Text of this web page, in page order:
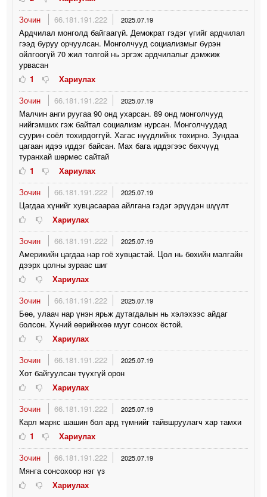
Зочин
66.181.191.222 2025.07.19
Ардчилал монголд байгаагүй. Демократ гэдэг үгийг ардчилал
гээд буруу орчуулсан. Монголчууд социализмыг бүрэн
ойлгоогүй 70 жил толгой нь эргэж ардчилалыг дэмжиж
урвасан
1
Хариулах
Зочин
66.181.191.222 2025.07.19
Малчин анги руугаа 90 онд ухарсан. 89 онд монголчууд
нийгэмших гэж байтал социализм нурсан. Монголчуудад
суурин соёл тохирдоггүй. Хагас нүүдлийнх тохирно. Зундаа
цагаан идээ иддэг байсан. Мах бага иддэгээс бөхчүүд
туранхай шөрмөс сайтай
1
Хариулах
Зочин
66.181.191.222 2025.07.19
Цагдаа хүнийг хувцасаараа айлгана гэдэг эрүүдэн шүүлт
Хариулах
Зочин
66.181.191.222 2025.07.19
Америкийн цагдаа нар гоё хувцастай. Цол нь бөхийн малгайн
дээрх цолны зураас шиг
Хариулах
Зочин
66.181.191.222 2025.07.19
Бөө, улаач нар үнэн ярьж дутагдалын нь хэлэхээс айдаг
болсон. Хүний өөрийнхөө мууг сонсох ёстой.
Хариулах
Зочин
66.181.191.222 2025.07.19
Хот байгуулсан түүхгүй орон
Хариулах
Зочин
66.181.191.222 2025.07.19
Карл маркс шашин бол ард түмнийг тайвшруулагч хар тамхи
1
Хариулах
Зочин
66.181.191.222 2025.07.19
Мянга сонсохоор нэг үз
Хариулах